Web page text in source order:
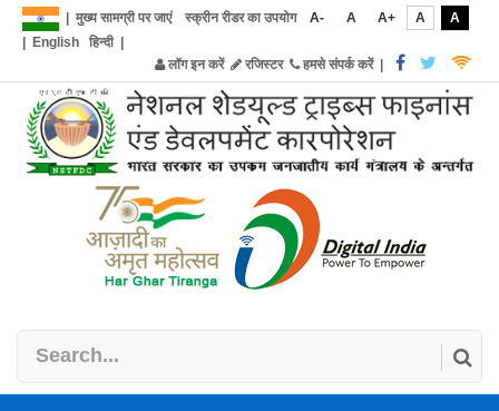
मुख्य सामग्री पर जाएं स्क्रीन रीडर का उपयोग A- A A+ A
A
English हिन्दी|
लॉग इन करें
रजिस्टर हमसे संपर्क करें|